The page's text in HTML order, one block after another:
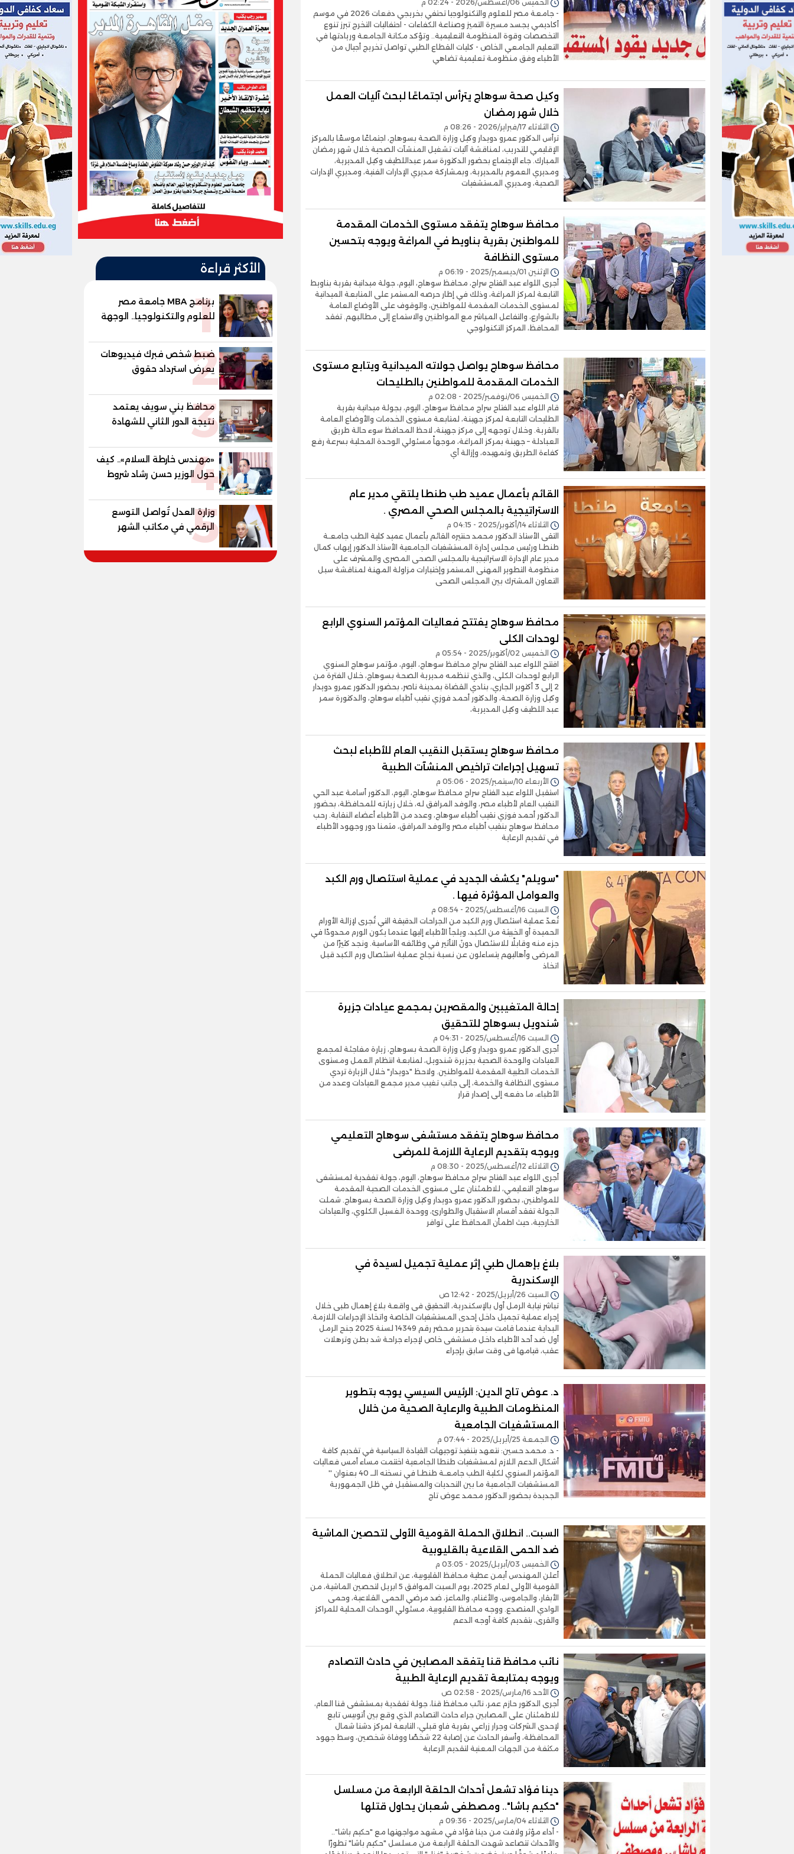
الخميس 06/أغسطس/2026 - 02:24 م
- جامعة مصر للعلوم والتكنولوجيا تحتفي بخريجي دفعات 2026 في موسم
أكاديمي يجسد مسيرة التميز وصناعة الكفاءات - احتفاليات التخرج تبرز تنوع
التخصصات وقوة المنظومة التعليمية.. وتؤكد مكانة الجامعة وريادتها في
التعليم الجامعي الخاص - كليات القطاع الطبي تواصل تخريج أجيال من
الأطباء وفق منظومة تعليمية تضاهي
وكيل صحة سوهاج يترأس اجتماعًا لبحث آليات العمل
خلال شهر رمضان
الثلاثاء 17/فبراير/2026 - 08:26 م
ترأس الدكتور عمرو دويدار وكيل وزارة الصحة بسوهاج، اجتماعًا موسعًا بالمركز
الإقليمي للتدريب، لمناقشة آليات تشغيل المنشآت الصحية خلال شهر رمضان
المبارك. جاء الإجتماع بحضور الدكتورة سمر عبداللطيف وكيل المديرية،
ومديري العموم بالمديرية، وبمشاركة مديري الإدارات الفنية، ومديري الإدارات
الصحية، ومديري المستشفيات
محافظ سوهاج يتفقد مستوى الخدمات المقدمة
للمواطنين بقرية بناويط في المراغة ويوجه بتحسين
مستوى النظافة
الإثنين 01/ديسمبر/2025 - 06:19 م
أجرى اللواء عبد الفتاح سراج، محافظ سوهاج، اليوم، جولة ميدانية بقرية بناويط
التابعة لمركز المراغة، وذلك في إطار حرصه المستمر على المتابعة الميدانية
لمستوى الخدمات المقدمة للمواطنين، والوقوف على الأوضاع العامة
بالشوارع، والتفاعل المباشر مع المواطنين والاستماع إلى مطالبهم. تفقد
المحافظ، المركز التكنولوجي
محافظ سوهاج يواصل جولاته الميدانية ويتابع مستوى
الخدمات المقدمة للمواطنين بالطليحات
الخميس 06/نوفمبر/2025 - 02:08 م
قام اللواء عبد الفتاح سراج محافظ سوهاج، اليوم، بجولة ميدانية بقرية
الطليحات التابعة لمركز جهينة، لمتابعة مستوى الخدمات والأوضاع العامة
بالقرية. وخلال توجهه إلى مركز جهينة، لاحظ المحافظ سوء حالة طريق
العبادلة – جهينة بمركز المراغة، موجهاً مسئولي الوحدة المحلية بسرعة رفع
كفاءة الطريق وتمهيده، وإزالة أي
القائم بأعمال عميد طب طنطا يلتقي مدير عام
الاستراتيجية بالمجلس الصحي المصري .
الثلاثاء 14/أكتوبر/2025 - 04:15 م
التقى الأستاذ الدكتور محمد حنتيره القائم بأعمال عميد كلية الطب جامعـة
طنطـا ورئيس مجلس إدارة المستشفيات الجامعية الأستاذ الدكتور إيهاب كمال
مدير عام الإدارة الاستراتيجية بالمجلس الصحى المصرى والمشرف على
منظومة التطوير المهنى المستمر وإختبارات مزاولة المهنة لمناقشة سبل
التعاون المشترك بين المجلس الصحى
محافظ سوهاج يفتتح فعاليات المؤتمر السنوي الرابع
لوحدات الكلى
الخميس 02/أكتوبر/2025 - 05:54 م
افتتح اللواء عبد الفتاح سراج محافظ سوهاج، اليوم، مؤتمر سوهاج السنوي
الرابع لوحدات الكلى، والذي تنظمه مديرية الصحة بسوهاج، خلال الفترة من
2 إلى 3 أكتوبر الجاري، بنادي القضاة بمدينة ناصر، بحضور الدكتور عمرو دويدار
وكيل وزارة الصحة، والدكتور أحمد فوزي نقيب أطباء سوهاج، والدكتورة سمر
عبد اللطيف وكيل المديرية،
محافظ سوهاج يستقبل النقيب العام للأطباء لبحث
تسهيل إجراءات تراخيص المنشآت الطبية
الأربعاء 10/سبتمبر/2025 - 05:06 م
استقبل اللواء عبد الفتاح سراج محافظ سوهاج، اليوم، الدكتور أسامة عبد الحي
النقيب العام لأطباء مصر، والوفد المرافق له، خلال زيارته للمحافظة، بحضور
الدكتور أحمد فوزي نقيب أطباء سوهاج، وعدد من الأطباء أعضاء النقابة. رحب
محافظ سوهاج بنقيب أطباء مصر والوفد المرافق، مثمنا دور وجهود الأطباء
في تقديم الرعاية
"سويلم" يكشف الجديد في عملية استئصال ورم الكبد
والعوامل المؤثرة فيها .
السبت 16/أغسطس/2025 - 08:54 م
تُعدّ عملية استئصال ورم الكبد من الجراحات الدقيقة التي تُجرى لإزالة الأورام
الحميدة أو الخبيثة من الكبد، ويلجأ الأطباء إليها عندما يكون الورم محدودًا في
جزء منه وقابلًا للاستئصال دونَ التأثير في وظائفه الأساسية. ونجد كثيرًا من
المرضى وأهاليهم يتساءلون عن نسبة نجاح عملية استئصال ورم الكبد قبل
اتخاذ
إحالة المتغيبين والمقصرين بمجمع عيادات جزيرة
شندويل بسوهاج للتحقيق
السبت 16/أغسطس/2025 - 04:31 م
أجرى الدكتور عمرو دويدار وكيل وزارة الصحة بسوهاج، زيارة مفاجئة لمجمع
العيادات والوحدة الصحية بجزيرة شندويل، لمتابعة انتظام العمل ومستوى
الخدمات الطبية المقدمة للمواطنين. ولاحظ "دويدار" خلال الزيارة تردي
مستوى النظافة والخدمة، إلى جانب تغيب مدير مجمع العيادات وعدد من
الأطباء، ما دفعه إلى إصدار قرار
محافظ سوهاج يتفقد مستشفى سوهاج التعليمي
ويوجه بتقديم الرعاية اللازمة للمرضى
الثلاثاء 12/أغسطس/2025 - 08:30 م
أجرى اللواء عبد الفتاح سراج محافظ سوهاج، اليوم، جولة تفقدية لمستشفى
سوهاج التعليمي، للاطمئنان على مستوى الخدمات الصحية المقدمة
للمواطنين، بحضور الدكتور عمرو دويدار وكيل وزارة الصحة بسوهاج. شملت
الجولة تفقد أقسام الاستقبال والطوارئ، ووحدة الغسيل الكلوي، والعيادات
الخارجية، حيث اطمأن المحافظ على توافر
بلاغ بإهمال طبي إثر عملية تجميل لسيدة في
الإسكندرية
السبت 26/أبريل/2025 - 12:42 ص
تباشر نيابة الرمل أول بالإسكندرية، التحقيق فى واقعة بلاغ إهمال طبى خلال
إجراء عملية تجميل داخل إحدى المستشفيات الخاصة واتخاذ الإجراءات اللازمة.
البداية عندما قامت سيدة بتحرير محضر رقم 14349 لسنة 2025 جنح الرمل
أول ضد أحد الأطباء داخل مستشفى خاص لإجراء جراحة شد بطن وترهلات
عقب، قيامها فى وقت سابق بإجراء
د. عوض تاج الدين: الرئيس السيسي يوجه بتطوير
المنظومات الطبية والرعاية الصحية من خلال
المستشفيات الجامعية
الجمعة 25/أبريل/2025 - 07:44 م
- د. محمد حسين: نتعهد بتنفيذ توجيهات القيادة السياسية في تقديم كافة
أشكال الدعم اللازم لمستشفيات طنطا الجامعية اختتمت مساء أمس فعاليات
المؤتمر السنوي لكلية الطب جامعـة طنطـا في نسخته الــ 40 بعنوان ''
المستشفيات الجامعية ما بين التحديات والمستقبل في ظل الجمهورية
الجديدة بحضور الدكتور محمد عوض تاج
السبت.. انطلاق الحملة القومية الأولى لتحصين الماشية
ضد الحمى القلاعية بالقليوبية
الخميس 03/أبريل/2025 - 03:05 م
أعلن المهندس أيمن عطية محافظ القليوبية، عن انطلاق فعاليات الحملة
القومية الأولى لعام 2025، يوم السبت الموافق 5 ابريل لتحصين الماشية، من
الأبقار، والجاموس، والأغنام، والماعز، ضد مرضي الحمى القلاعية، وحمى
الوادي المتصدع. ووجه محافظ القليوبية، مسئولي الوحدات المحلية للمراكز
والقرى، بتقديم كافة أوجه الدعم
نائب محافظ قنا يتفقد المصابين في حادث التصادم
ويوجه بمتابعة تقديم الرعاية الطبية
الأحد 16/مارس/2025 - 02:58 ص
أجرى الدكتور حازم عمر، نائب محافظ قنا، جولة تفقدية بمستشفى قنا العام،
للاطمئنان على المصابين جراء حادث التصادم الذي وقع بين أتوبيس تابع
لإحدى الشركات وجرار زراعي بقرية فاو قبلي، التابعة لمركز دشنا شمال
المحافظة، وأسفر الحادث عن إصابة 22 شخصًا ووفاة شخصين، وسط جهود
مكثفة من الجهات المعنية لتقديم الرعاية
دينا فؤاد تشعل أحداث الحلقة الرابعة من مسلسل
"حكيم باشا".. ومصطفى شعبان يحاول قتلها
الثلاثاء 04/مارس/2025 - 09:36 م
- أداء مؤثر ولافت من دينا فؤاد في مشهد مواجهتها مع "حكيم باشا"..
والأحداث تتصاعد شهدت الحلقة الرابعة من مسلسل "حكيم باشا" تطورًا
الأكثر قراءة
1
برنامج MBA جامعة مصر
للعلوم والتكنولوجيا.. الوجهة
المفضلة للتنفيذيين وقيادات
المستقبل
2
ضبط شخص فبرك فيديوهات
يعرض استرداد حقوق
المواطنين بالقوة
3
محافظ بني سويف يعتمد
نتيجة الدور الثاني للشهادة
الإعدادية العامة بنسبة
منازل.. و70.56% للمهنية ..
و100% للصُم وضعاف السمع4
«مهندس خارطة السلام».. كيف
حول الوزير حسن رشاد شروط
الحرب المعقدة إلى "خارطة
طريق" للانسحاب والإعمار؟
5
وزارة العدل تُواصل التوسع
الرقمي في مكاتب الشهر
العقاري بافتتاح فرع صهرجت